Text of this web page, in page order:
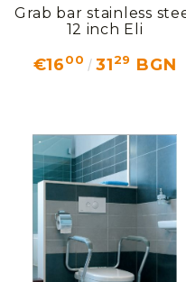
Grab bar stainless
12 inch Еli
€1600 3129 BGN